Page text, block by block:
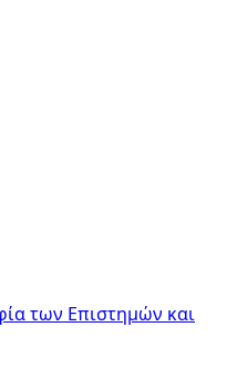
των Επιστημών και